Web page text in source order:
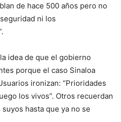
de hace 500 años pero no
ni los
idea de que el gobierno
porque el caso Sinaloa
ironizan: “Prioridades
los vivos”. Otros recuerdan
hasta que ya no se